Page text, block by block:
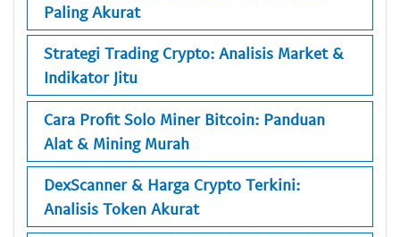
Paling Akurat
Strategi Trading Crypto: Analisis Market &
Indikator Jitu
Cara Profit Solo Miner Bitcoin: Panduan
Alat & Mining Murah
DexScanner & Harga Crypto Terkini:
Analisis Token Akurat